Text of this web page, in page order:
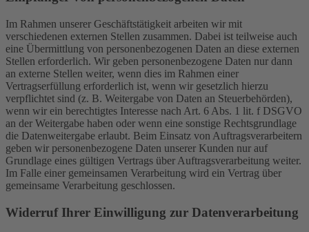
Im Rahmen unserer Geschäftstätigkeit arbeiten wir mit
verschiedenen externen Stellen zusammen. Dabei ist teilweise auch
eine Übermittlung von personenbezogenen Daten an diese externen
Stellen erforderlich. Wir geben personenbezogene Daten nur dann
an externe Stellen weiter, wenn dies im Rahmen einer
Vertragserfüllung erforderlich ist, wenn wir gesetzlich hierzu
verpflichtet sind (z. B. Weitergabe von Daten an Steuerbehörden),
wenn wir ein berechtigtes Interesse nach Art. 6 Abs. 1 lit. f DSGVO
an der Weitergabe haben oder wenn eine sonstige Rechtsgrundlage
die Datenweitergabe erlaubt. Beim Einsatz von Auftragsverarbeitern
geben wir personenbezogene Daten unserer Kunden nur auf
Grundlage eines gültigen Vertrags über Auftragsverarbeitung weiter.
Im Falle einer gemeinsamen Verarbeitung wird ein Vertrag über
gemeinsame Verarbeitung geschlossen.
Widerruf Ihrer Einwilligung zur Datenverarbeitung